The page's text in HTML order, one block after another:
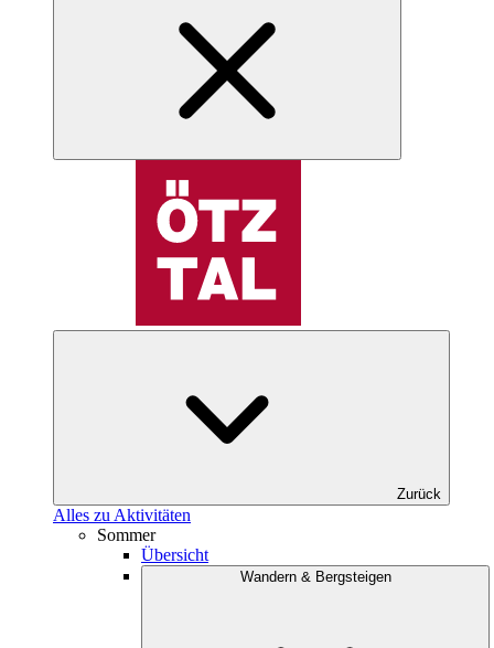
Zurück
Alles zu Aktivitäten
Sommer
Übersicht
Wandern & Bergsteigen